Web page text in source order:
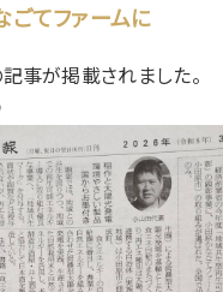
てファームに
事が掲載されました。